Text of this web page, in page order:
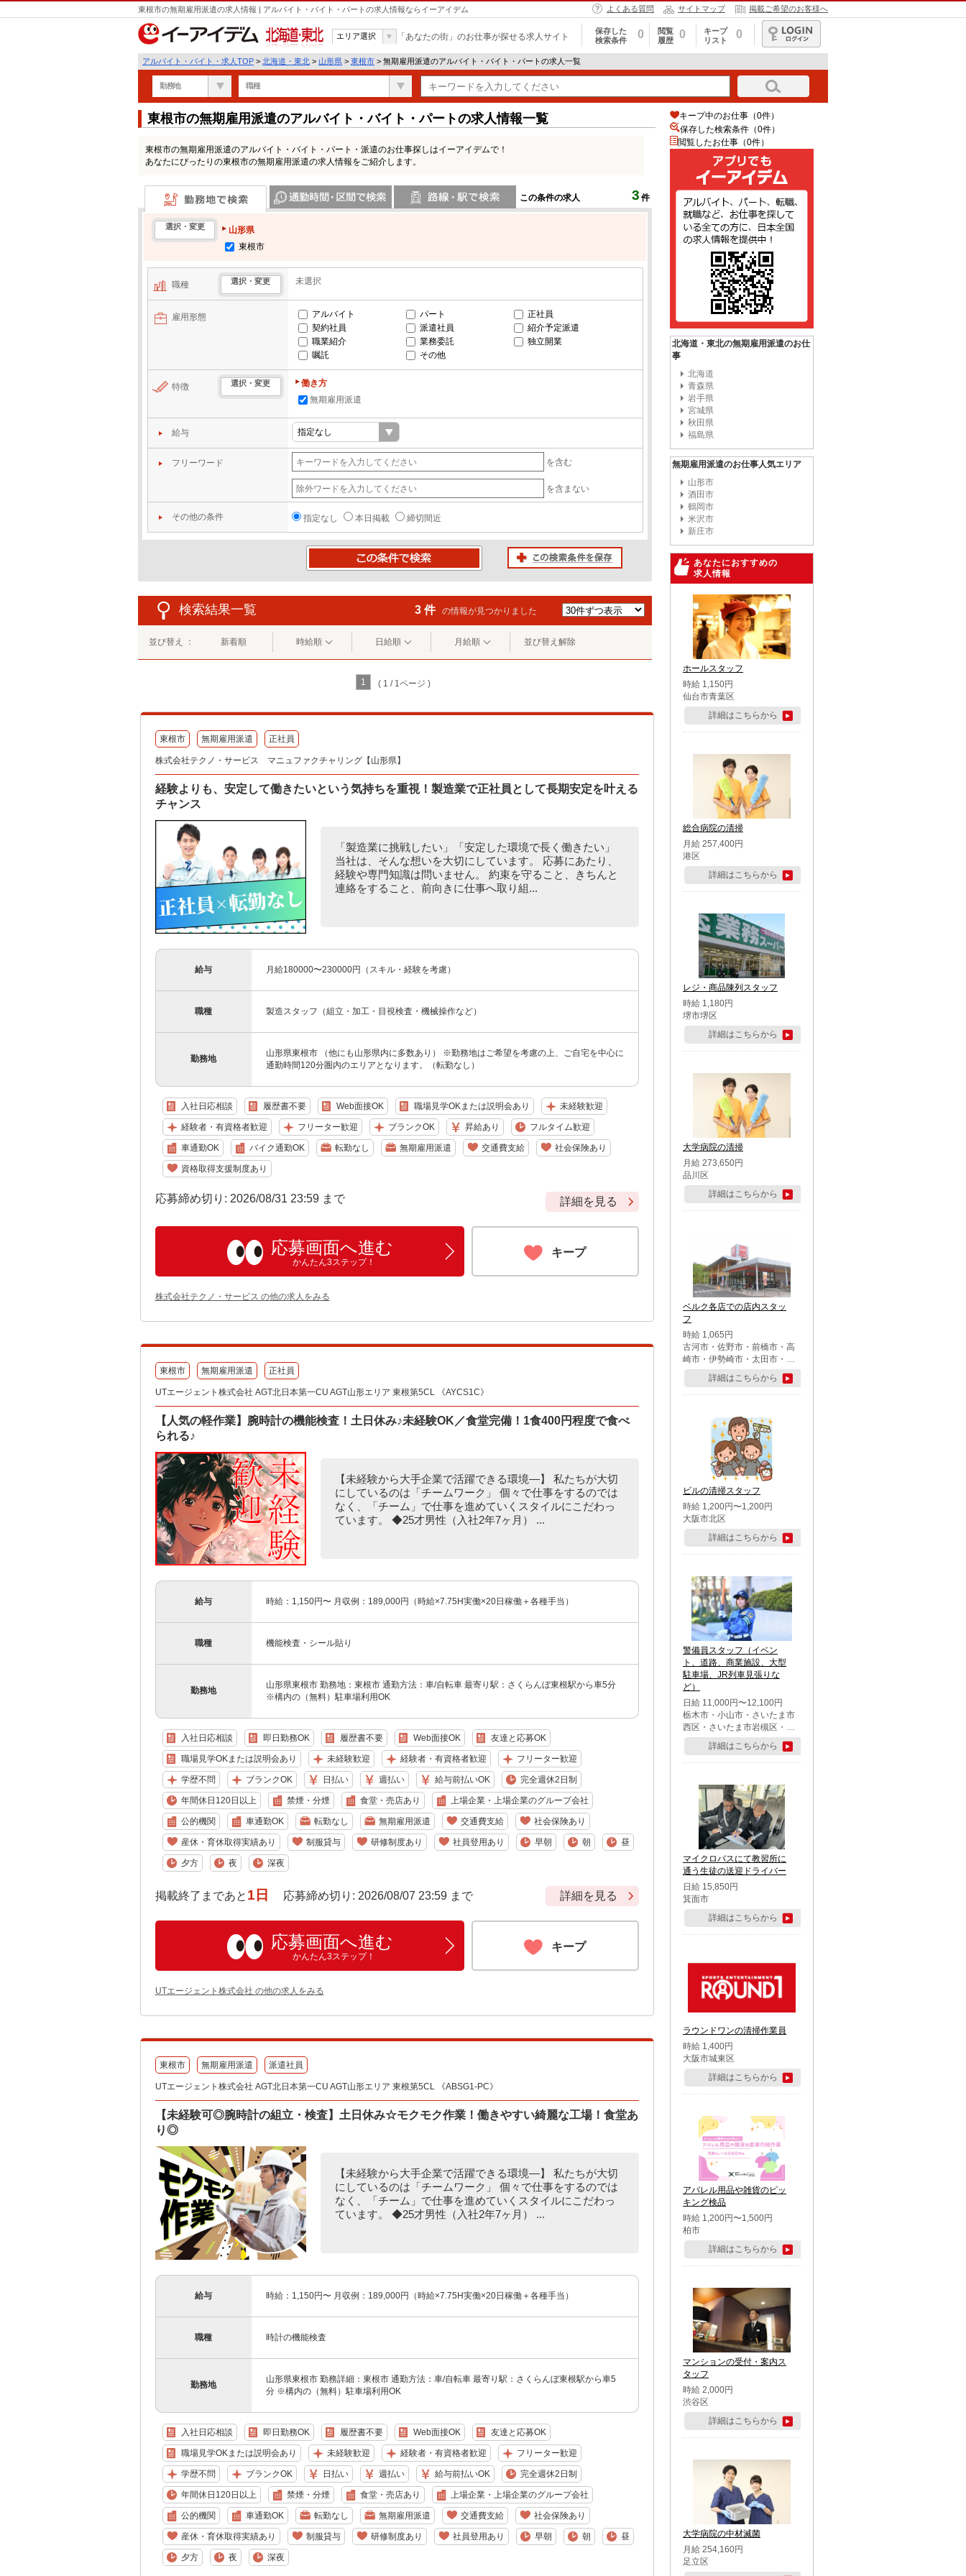
東根市の無期雇用派遣の求人情報 | アルバイト・バイト・パートの求人情報ならイーアイデム よくある質問 サイトマップ 掲載ご希望のお客様へ
北海道・東北
エリア選択 「あなたの街」のお仕事が探せる求人サイト
保存した
検索条件
0
閲覧
履歴
0
キープ
リスト
0
ログイン
アルバイト・バイト・求人TOP > 北海道・東北 > 山形県 > 東根市 > 無期雇用派遣のアルバイト・バイト・パートの求人一覧
勤務地 職種
東根市の無期雇用派遣のアルバイト・バイト・パートの求人情報一覧
東根市の無期雇用派遣のアルバイト・バイト・パート・派遣のお仕事探しはイーアイデムで！
あなたにぴったりの東根市の無期雇用派遣の求人情報をご紹介します。
この条件の求人 3 件
勤務地で検索
選択・変更
山形県
東根市
職種 選択・変更 未選択
雇用形態 アルバイト パート
正社員
契約社員
派遣社員
紹介予定派遣
職業紹介
業務委託
独立開業
嘱託
その他
特徴 選択・変更
働き方
無期雇用派遣
給与
フリーワード を含む
を含まない
その他の条件 指定なし 本日掲載 締切間近
検索結果一覧 3 件 の情報が見つかりました
並び替え ： 新着順 時給順 日給順 月給順 並び替え解除
1 ( 1 / 1ページ )
東根市 無期雇用派遣 正社員
株式会社テクノ・サービス マニュファクチャリング【山形県】
経験よりも、安定して働きたいという気持ちを重視！製造業で正社員として長期安定を叶える
チャンス
「製造業に挑戦したい」「安定した環境で長く働きたい」
当社は、そんな想いを大切にしています。 応募にあたり、
経験や専門知識は問いません。 約束を守ること、きちんと
連絡をすること、前向きに仕事へ取り組...
給与 月給180000〜230000円（スキル・経験を考慮）
職種 製造スタッフ（組立・加工・目視検査・機械操作など）
勤務地
山形県東根市 （他にも山形県内に多数あり） ※勤務地はご希望を考慮の上、ご自宅を中心に
通勤時間120分圏内のエリアとなります。（転勤なし）
入社日応相談 履歴書不要 Web面接OK 職場見学OKまたは説明会あり 未経験歓迎
経験者・有資格者歓迎 フリーター歓迎 ブランクOK 昇給あり フルタイム歓迎
車通勤OK バイク通勤OK 転勤なし 無期雇用派遣 交通費支給 社会保険あり
資格取得支援制度あり
応募締め切り: 2026/08/31 23:59 まで 詳細を見る
応募画面へ進む
かんたん3ステップ！
キープ
株式会社テクノ・サービス の他の求人をみる
東根市 無期雇用派遣 正社員
UTエージェント株式会社 AGT北日本第一CU AGT山形エリア 東根第5CL 《AYCS1C》
【人気の軽作業】腕時計の機能検査！土日休み♪未経験OK／食堂完備！1食400円程度で食べ
られる♪
【未経験から大手企業で活躍できる環境―】 私たちが大切
にしているのは「チームワーク」 個々で仕事をするのでは
なく、「チーム」で仕事を進めていくスタイルにこだわっ
ています。 ◆25才男性（入社2年7ヶ月） ...
給与 時給：1,150円〜 月収例：189,000円（時給×7.75H実働×20日稼働＋各種手当）
職種 機能検査・シール貼り
勤務地
山形県東根市 勤務地：東根市 通勤方法：車/自転車 最寄り駅：さくらんぼ東根駅から車5分
※構内の（無料）駐車場利用OK
入社日応相談 即日勤務OK 履歴書不要 Web面接OK 友達と応募OK
職場見学OKまたは説明会あり 未経験歓迎 経験者・有資格者歓迎 フリーター歓迎
学歴不問 ブランクOK 日払い 週払い 給与前払いOK 完全週休2日制
年間休日120日以上 禁煙・分煙 食堂・売店あり 上場企業・上場企業のグループ会社
公的機関 車通勤OK 転勤なし 無期雇用派遣 交通費支給 社会保険あり
産休・育休取得実績あり 制服貸与 研修制度あり 社員登用あり 早朝 朝 昼
夕方 夜 深夜
掲載終了まであと 1日 応募締め切り: 2026/08/07 23:59 まで 詳細を見る
応募画面へ進む
かんたん3ステップ！
キープ
UTエージェント株式会社 の他の求人をみる
東根市 無期雇用派遣 派遣社員
UTエージェント株式会社 AGT北日本第一CU AGT山形エリア 東根第5CL 《ABSG1-PC》
【未経験可◎腕時計の組立・検査】土日休み☆モクモク作業！働きやすい綺麗な工場！食堂あ
り◎
【未経験から大手企業で活躍できる環境―】 私たちが大切
にしているのは「チームワーク」 個々で仕事をするのでは
なく、「チーム」で仕事を進めていくスタイルにこだわっ
ています。 ◆25才男性（入社2年7ヶ月） ...
給与 時給：1,150円〜 月収例：189,000円（時給×7.75H実働×20日稼働＋各種手当）
職種 時計の機能検査
勤務地
山形県東根市 勤務詳細：東根市 通勤方法：車/自転車 最寄り駅：さくらんぼ東根駅から車5
分 ※構内の（無料）駐車場利用OK
入社日応相談 即日勤務OK 履歴書不要 Web面接OK 友達と応募OK
職場見学OKまたは説明会あり 未経験歓迎 経験者・有資格者歓迎 フリーター歓迎
学歴不問 ブランクOK 日払い 週払い 給与前払いOK 完全週休2日制
年間休日120日以上 禁煙・分煙 食堂・売店あり 上場企業・上場企業のグループ会社
公的機関 車通勤OK 転勤なし 無期雇用派遣 交通費支給 社会保険あり
産休・育休取得実績あり 制服貸与 研修制度あり 社員登用あり 早朝 朝 昼
夕方 夜 深夜
キープ中のお仕事（0件）
保存した検索条件（0件）
閲覧したお仕事（0件）
北海道・東北の無期雇用派遣のお仕
事
北海道
青森県
岩手県
宮城県
秋田県
福島県
無期雇用派遣のお仕事人気エリア
山形市
酒田市
鶴岡市
米沢市
新庄市
あなたにおすすめの
求人情報
ホールスタッフ
時給 1,150円
仙台市青葉区
詳細はこちらから
総合病院の清掃
月給 257,400円
港区
詳細はこちらから
レジ・商品陳列スタッフ
時給 1,180円
堺市堺区
詳細はこちらから
大学病院の清掃
月給 273,650円
品川区
詳細はこちらから
ベルク各店での店内スタッ
フ
時給 1,065円
古河市・佐野市・前橋市・高
崎市・伊勢崎市・太田市・館
林市・藤岡市・大泉町・さい
たま市北区・川越市・熊谷
市・行田市・秩父市・所沢
市・鶴ケ島市・千葉市中央
区・市川市・松戸市・習志野
市・柏市・流山市・八千代
市・足立区・江戸川区・八王
子市・町田市
詳細はこちらから
ビルの清掃スタッフ
時給 1,200円〜1,200円
大阪市北区
詳細はこちらから
警備員スタッフ（イベン
ト、道路、商業施設、大型
駐車場、JR列車見張りな
ど）
日給 11,000円〜12,100円
栃木市・小山市・さいたま市
西区・さいたま市岩槻区・久
喜市・蓮田市
詳細はこちらから
マイクロバスにて教習所に
通う生徒の送迎ドライバー
日給 15,850円
箕面市
詳細はこちらから
ラウンドワンの清掃作業員
時給 1,400円
大阪市城東区
詳細はこちらから
アパレル用品や雑貨のピッ
キング検品
時給 1,200円〜1,500円
柏市
詳細はこちらから
マンションの受付・案内ス
タッフ
時給 2,000円
渋谷区
詳細はこちらから
大学病院の中材滅菌
月給 254,160円
足立区